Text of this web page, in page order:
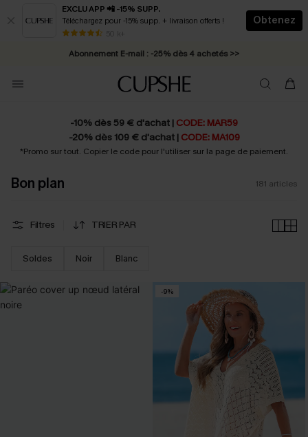
EXCLU APP 📲 -15% SUPP.
Téléchargez pour -15% supp. + livraison offerts !
50 k+
Obtenez
* Livraison éclair 2-3 jours ouvrés >>
Abonnement E-mail : -25% dès 4 achetés >>
-10% dès 59 € d'achat | CODE: MAR59
-20% dès 109 € d'achat | CODE: MA109
*Promo sur tout. Copier le code pour l'utiliser sur la page de paiement.
Bon plan 181 articles
Filtres TRIER PAR
Soldes Noir Blanc
-9%